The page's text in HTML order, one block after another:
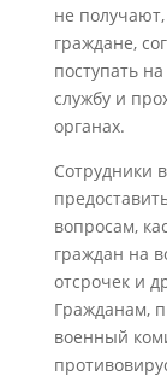
не
граждане,
поступать
службу и
органах.
Сотрудники
вопросам,
граждан на
отсрочек и
Гражданам,
военный